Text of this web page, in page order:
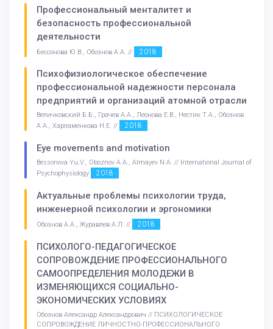
Профессиональный менталитет и
безопасность профессиональной
деятельности
Бессонова Ю.В., Обознов А.А. // 2018
Психофизиологическое обеспечение
профессиональной надежности персонала
предприятий и организаций атомной отрасли
Величковский Б.Б., Грачев А.А., Леонова Е.В., Нестик Т.А., Обознов
А.А., Харламенкова Н.Е. //
2018
Eye movements and motivation
Bessonova Yu.V., Oboznov A.A., Almayev N.A. // International Journal of
Psychophysiology
2018
Актуальные проблемы психологии труда,
инженерной психологии и эргономики
Обознов А.А., Журавлев А.Л. // 2018
ПСИХОЛОГО-ПЕДАГОГИЧЕСКОЕ
СОПРОВОЖДЕНИЕ ПРОФЕССИОНАЛЬНОГО
САМООПРЕДЕЛЕНИЯ МОЛОДЕЖИ В
ИЗМЕНЯЮЩИХСЯ СОЦИАЛЬНО-
ЭКОНОМИЧЕСКИХ УСЛОВИЯХ
Обознов Александр Александрович // ПСИХОЛОГИЧЕСКОЕ
СОПРОВОЖДЕНИЕ ЛИЧНОСТНО-ПРОФЕССИОНАЛЬНОГО